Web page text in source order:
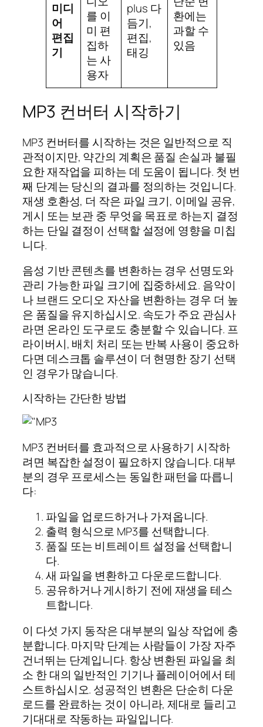
미디
어
편집
기
를 이
미 편
집하
는 사
용자
plus 다
듬기,
편집,
태깅
환에는
과할 수
있음
MP3 컨버터 시작하기
MP3 컨버터를 시작하는 것은 일반적으로 직
관적이지만, 약간의 계획은 품질 손실과 불필
요한 재작업을 피하는 데 도움이 됩니다. 첫 번
째 단계는 당신의 결과를 정의하는 것입니다.
재생 호환성, 더 작은 파일 크기, 이메일 공유,
게시 또는 보관 중 무엇을 목표로 하는지 결정
하는 단일 결정이 선택할 설정에 영향을 미칩
니다.
음성 기반 콘텐츠를 변환하는 경우 선명도와
관리 가능한 파일 크기에 집중하세요. 음악이
나 브랜드 오디오 자산을 변환하는 경우 더 높
은 품질을 유지하십시오. 속도가 주요 관심사
라면 온라인 도구로도 충분할 수 있습니다. 프
라이버시, 배치 처리 또는 반복 사용이 중요하
다면 데스크톱 솔루션이 더 현명한 장기 선택
인 경우가 많습니다.
시작하는 간단한 방법
MP3 컨버터를 효과적으로 사용하기 시작하
려면 복잡한 설정이 필요하지 않습니다. 대부
분의 경우 프로세스는 동일한 패턴을 따릅니
다:
파일을 업로드하거나 가져옵니다.
출력 형식으로 MP3를 선택합니다.
품질 또는 비트레이트 설정을 선택합니
다.
새 파일을 변환하고 다운로드합니다.
공유하거나 게시하기 전에 재생을 테스
트합니다.
이 다섯 가지 동작은 대부분의 일상 작업에 충
분합니다. 마지막 단계는 사람들이 가장 자주
건너뛰는 단계입니다. 항상 변환된 파일을 최
소 한 대의 일반적인 기기나 플레이어에서 테
스트하십시오. 성공적인 변환은 단순히 다운
로드를 완료하는 것이 아니라, 제대로 들리고
기대대로 작동하는 파일입니다.